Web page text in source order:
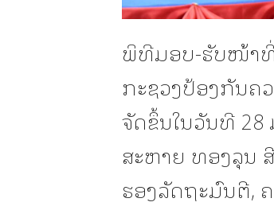
ພິທີມອບ-ຮັບໜ້າທີ່
ກະຊວງປ້ອງກັນຄ
ຈັດຂຶ້ນໃນວັນທີ 28
ສະຫາຍ ທອງລຸນ
ຮອງລັດຖະມົນຕີ,